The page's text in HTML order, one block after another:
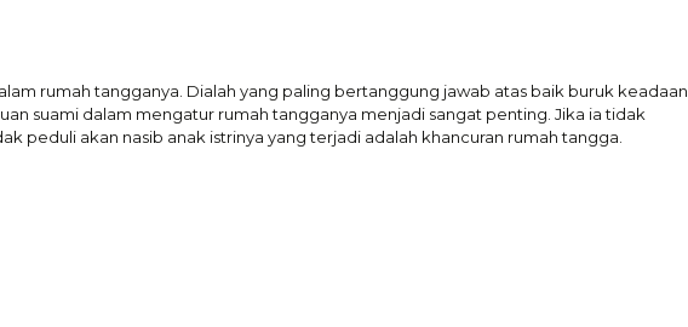
rumah tangganya. Dialah yang paling bertanggung jawab atas baik buruk keadaan
suami dalam mengatur rumah tangganya menjadi sangat penting. Jika ia tidak
peduli akan nasib anak istrinya yang terjadi adalah khancuran rumah tangga.